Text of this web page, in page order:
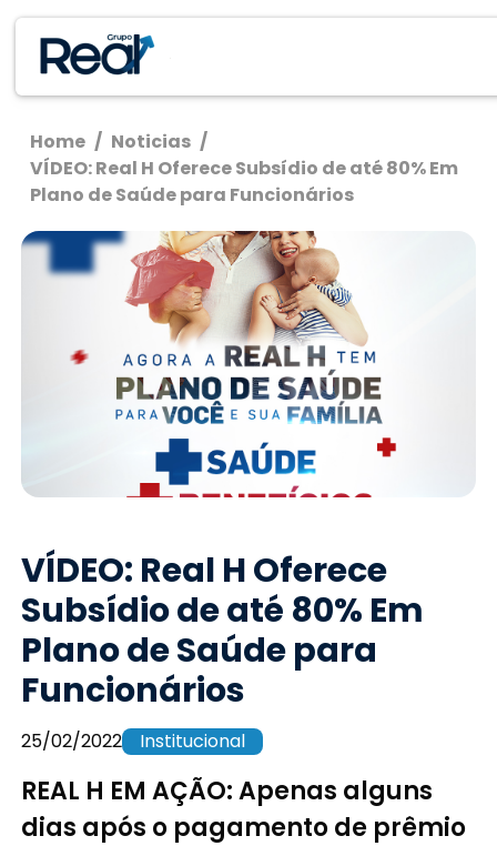
Home / Noticias /
VÍDEO: Real H Oferece Subsídio de até 80% Em
Plano de Saúde para Funcionários
VÍDEO: Real H Oferece
Subsídio de até 80% Em
Plano de Saúde para
Funcionários
25/02/2022 Institucional
REAL H EM AÇÃO: Apenas alguns
dias após o pagamento de prêmio